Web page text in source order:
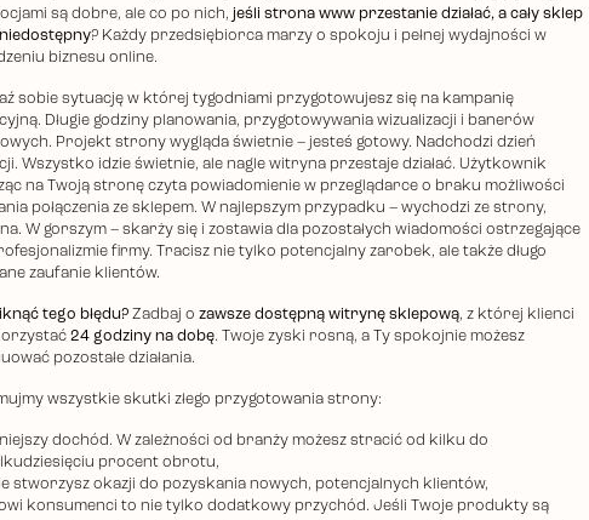
są dobre, ale co po nich, jeśli strona www przestanie działać, a cały sklep
? Każdy przedsiębiorca marzy o spokoju i pełnej wydajności w
biznesu online.
sobie sytuację w której tygodniami przygotowujesz się na kampanię
Długie godziny planowania, przygotowywania wizualizacji i banerów
Projekt strony wygląda świetnie – jesteś gotowy. Nadchodzi dzień
Wszystko idzie świetnie, ale nagle witryna przestaje działać. Użytkownik
na Twoją stronę czyta powiadomienie w przeglądarce o braku możliwości
połączenia ze sklepem. W najlepszym przypadku – wychodzi ze strony,
W gorszym – skarży się i zostawia dla pozostałych wiadomości ostrzegające
firmy. Tracisz nie tylko potencjalny zarobek, ale także długo
zaufanie klientów.
tego błędu? Zadbaj o zawsze dostępną witrynę sklepową, z której klienci
24 godziny na dobę. Twoje zyski rosną, a Ty spokojnie możesz
pozostałe działania.
wszystkie skutki złego przygotowania strony:
dochód. W zależności od branży możesz stracić od kilku do
procent obrotu,
stworzysz okazji do pozyskania nowych, potencjalnych klientów,
konsumenci to nie tylko dodatkowy przychód. Jeśli Twoje produkty są